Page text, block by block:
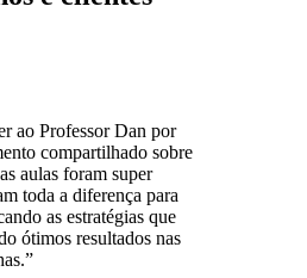
ao Professor Dan por
compartilhado sobre
aulas foram super
toda a diferença para
as estratégias que
ótimos resultados nas
”